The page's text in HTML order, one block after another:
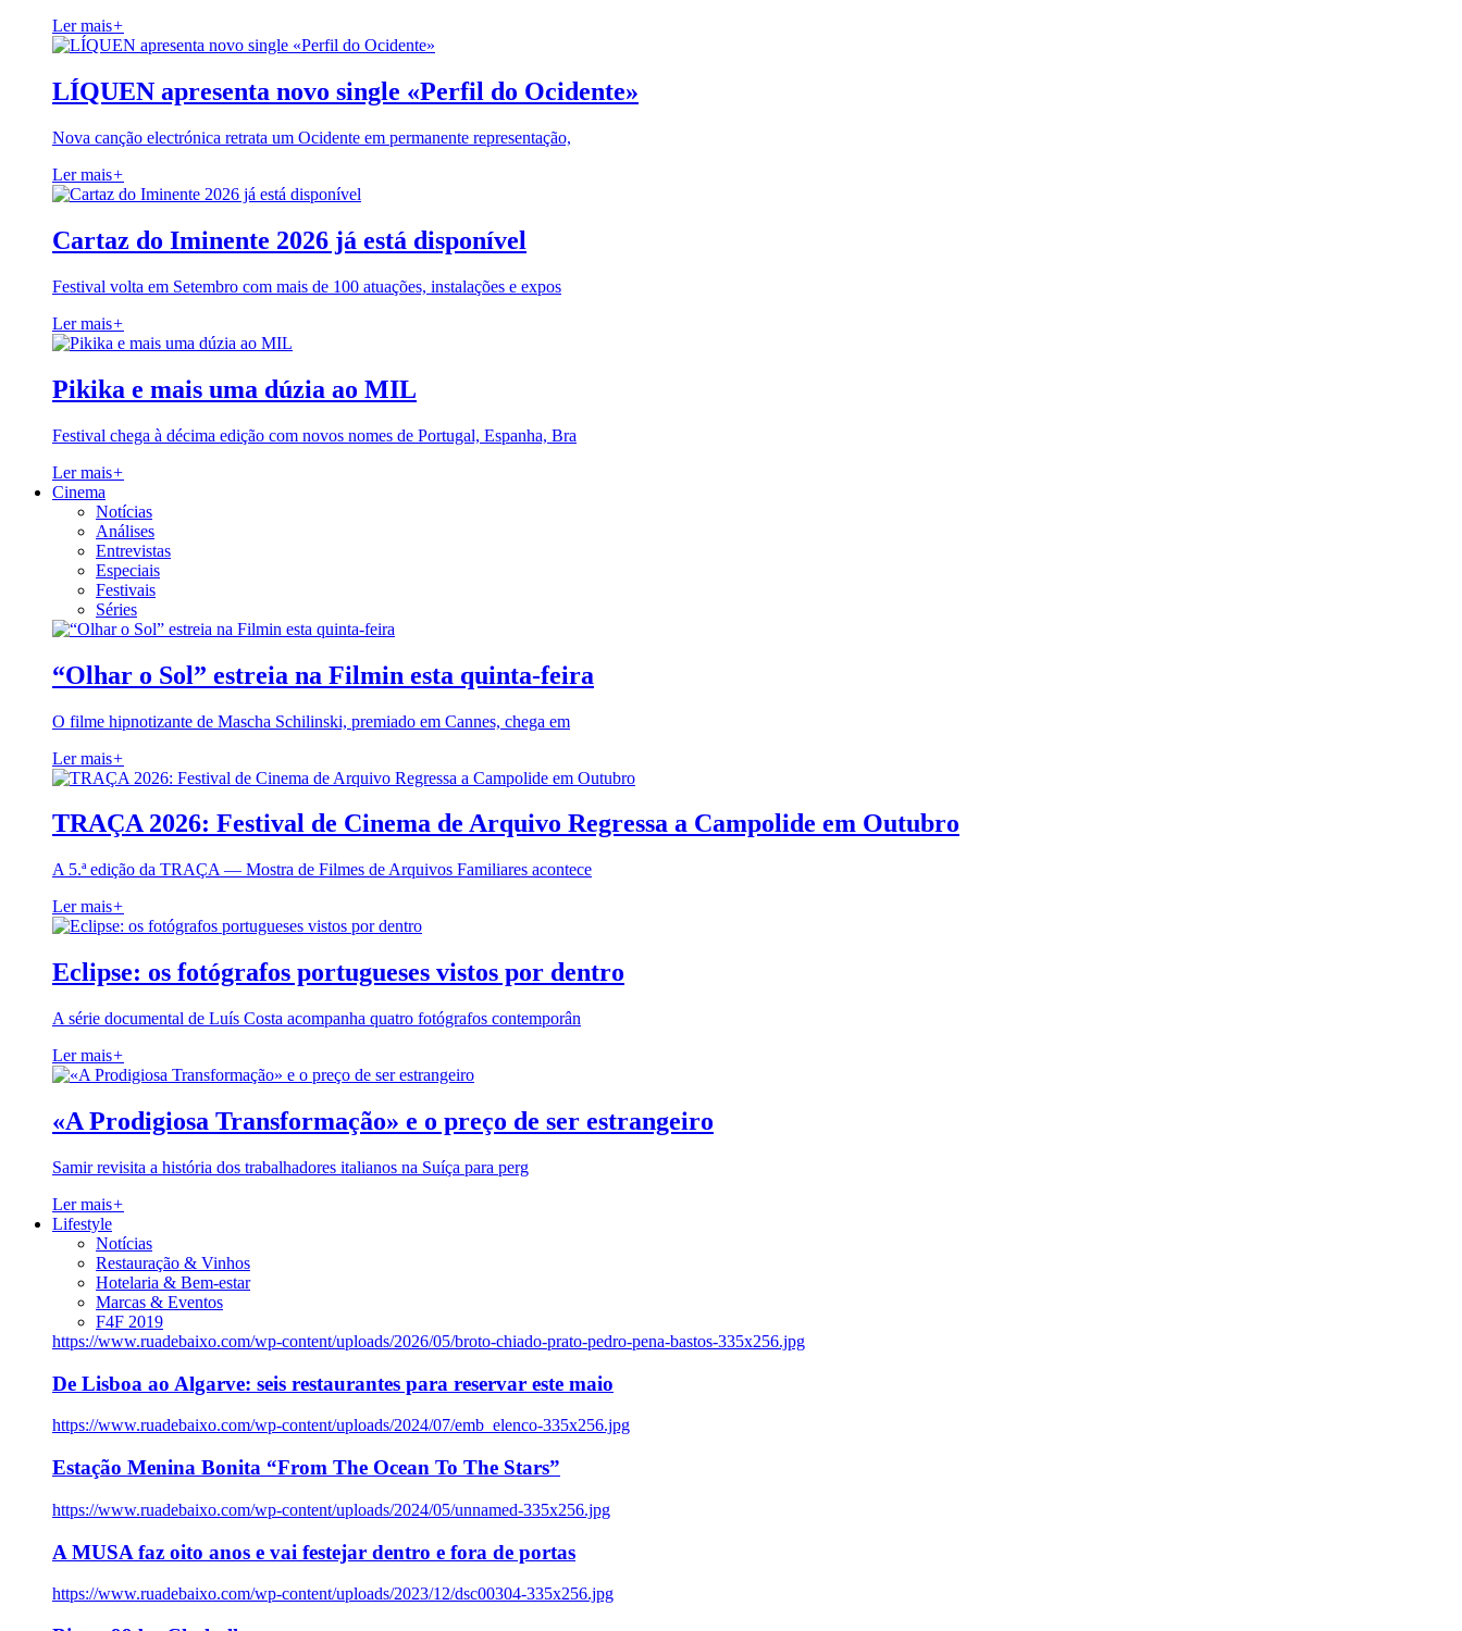
Ler mais+
LÍQUEN apresenta novo single «Perfil do Ocidente»
Nova canção electrónica retrata um Ocidente em permanente representação,
Ler mais+
Cartaz do Iminente 2026 já está disponível
Festival volta em Setembro com mais de 100 atuações, instalações e expos
Ler mais+
Pikika e mais uma dúzia ao MIL
Festival chega à décima edição com novos nomes de Portugal, Espanha, Bra
Ler mais+
Cinema
Notícias
Análises
Entrevistas
Especiais
Festivais
Séries
“Olhar o Sol” estreia na Filmin esta quinta-feira
O filme hipnotizante de Mascha Schilinski, premiado em Cannes, chega em
Ler mais+
TRAÇA 2026: Festival de Cinema de Arquivo Regressa a Campolide em Outubro
A 5.ª edição da TRAÇA — Mostra de Filmes de Arquivos Familiares acontece
Ler mais+
Eclipse: os fotógrafos portugueses vistos por dentro
A série documental de Luís Costa acompanha quatro fotógrafos contemporân
Ler mais+
«A Prodigiosa Transformação» e o preço de ser estrangeiro
Samir revisita a história dos trabalhadores italianos na Suíça para perg
Ler mais+
Lifestyle
Notícias
Restauração & Vinhos
Hotelaria & Bem-estar
Marcas & Eventos
F4F 2019
https://www.ruadebaixo.com/wp-content/uploads/2026/05/broto-chiado-prato-pedro-pena-bastos-335x256.jpg
De Lisboa ao Algarve: seis restaurantes para reservar este maio
https://www.ruadebaixo.com/wp-content/uploads/2024/07/emb_elenco-335x256.jpg
Estação Menina Bonita “From The Ocean To The Stars”
https://www.ruadebaixo.com/wp-content/uploads/2024/05/unnamed-335x256.jpg
A MUSA faz oito anos e vai festejar dentro e fora de portas
https://www.ruadebaixo.com/wp-content/uploads/2023/12/dsc00304-335x256.jpg